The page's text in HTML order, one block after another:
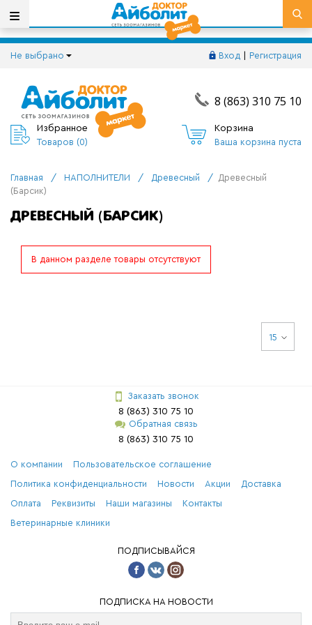
Не выбрано Вход Регистрация
8 (863) 310 75 10
Избранное
Товаров (0)
Корзина
Ваша корзина пуста
Главная / НАПОЛНИТЕЛИ / Древесный /
Древесный
(Барсик)
ДРЕВЕСНЫЙ (БАРСИК)
В данном разделе товары отсутствуют
15
Заказать звонок
8 (863) 310 75 10
Обратная связь
8 (863) 310 75 10
О компании Пользовательское соглашение
Политика конфиденциальности Новости Акции Доставка
Оплата Реквизиты Наши магазины Контакты
Ветеринарные клиники
ПОДПИСЫВАЙСЯ
ПОДПИСКА НА НОВОСТИ